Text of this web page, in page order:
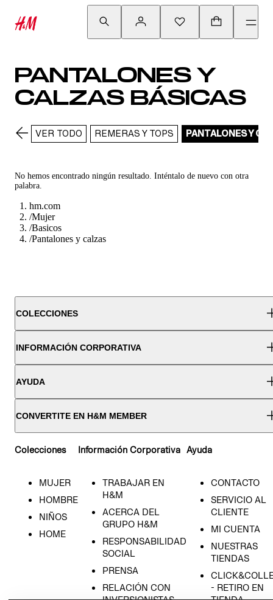
PANTALONES Y
CALZAS BÁSICAS
VER TODO REMERAS Y TOPS PANTALONES Y
No hemos encontrado ningún resultado. Inténtalo de nuevo con otra
palabra.
hm.com
/Mujer
/Basicos
/Pantalones y calzas
COLECCIONES
INFORMACIÓN CORPORATIVA
AYUDA
CONVERTITE EN H&M MEMBER
Colecciones
MUJER
HOMBRE
NIÑOS
HOME
Información Corporativa
TRABAJAR EN
H&M
ACERCA DEL
GRUPO H&M
RESPONSABILIDAD
SOCIAL
PRENSA
RELACIÓN CON
Ayuda
CONTACTO
SERVICIO AL
CLIENTE
MI CUENTA
NUESTRAS
TIENDAS
- RETIRO EN